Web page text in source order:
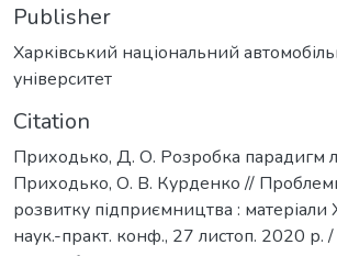
Publisher
Харківський національний
університет
Citation
Приходько, Д. О. Розробка парадигм
Приходько, О. В. Курденко //
розвитку підприємництва : матеріали
наук.-практ. конф., 27 листоп. 2020 р. /